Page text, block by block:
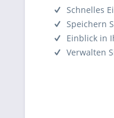
Schnelles
Speichern
Einblick in
Verwalten